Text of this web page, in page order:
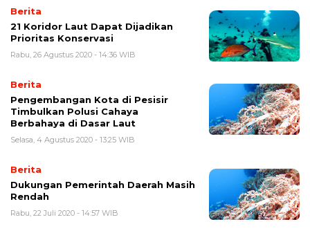
Berita
21 Koridor Laut Dapat Dijadikan
Prioritas Konservasi
Rabu, 26 Agustus 2020 - 14:36 WIB
Berita
Pengembangan Kota di Pesisir
Timbulkan Polusi Cahaya
Berbahaya di Dasar Laut
Selasa, 4 Agustus 2020 - 13:25 WIB
Berita
Dukungan Pemerintah Daerah Masih
Rendah
Rabu, 22 Juli 2020 - 14:57 WIB